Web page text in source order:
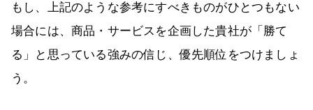
もし、上記のような参考にすべきものがひとつもない
場合には、商品・サービスを企画した貴社が「勝て
る」と思っている強みの信じ、優先順位をつけましょ
う。